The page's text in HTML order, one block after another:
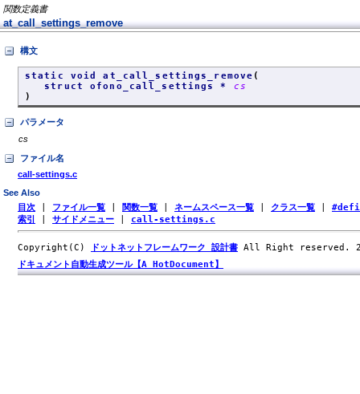
関数定義書
at_call_settings_remove
構文
static void at_call_settings_remove (
struct ofono_call_settings * cs
)
パラメータ
cs
ファイル名
call-settings.c
See Also
目次 ファイル一覧 関数一覧 ネームスペース一覧 クラス一覧
索引
サイドメニュー call-settings.c
Copyright(C) ドットネットフレームワーク 設計書 All Right reserved.
ドキュメント自動生成ツール【A HotDocument】